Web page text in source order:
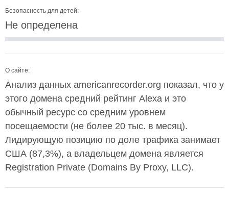
Безопасность для детей:
Не определена
О сайте:
Анализ данных americanrecorder.org показал, что у
этого домена средний рейтинг Alexa и это
обычный ресурс со средним уровнем
посещаемости (не более 20 тыс. в месяц).
Лидирующую позицию по доле трафика занимает
США (87,3%), а владельцем домена является
Registration Private (Domains By Proxy, LLC).